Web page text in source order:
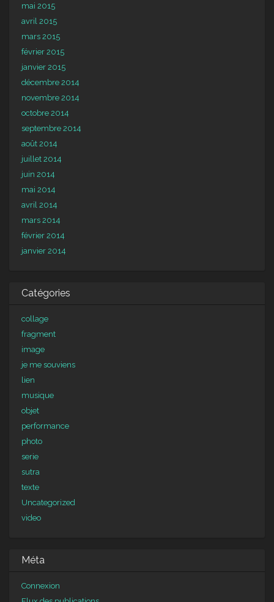
mai 2015
avril 2015
mars 2015
février 2015
janvier 2015
décembre 2014
novembre 2014
octobre 2014
septembre 2014
août 2014
juillet 2014
juin 2014
mai 2014
avril 2014
mars 2014
février 2014
janvier 2014
Catégories
collage
fragment
image
je me souviens
lien
musique
objet
performance
photo
serie
sutra
texte
Uncategorized
video
Méta
Connexion